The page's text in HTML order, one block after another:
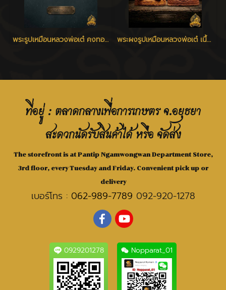
พระรูปเหมือนหลวงพ่อเต๋ คงทอง รุ่นแรก พิมพ์ใหญ่ เนื้อว่าน 108 วัดสามง่าม นครปฐม ปี 2507 พระผงรูปเหมือนหลวงพ่อเต๋ เนื้อว่าน ปี 2506 - 2510
ที่อยู่ : ตลาดกลางเพื่อการเกษตร จ.อยุธยา
สะดวกนัดรับสินค้าได้ หรือ จัดส่ง
The storefront is at Pantip Ngamwongwan Department Store,
3rd floor, every Tuesday and Friday. Convenient pick up or
delivery
เบอร์โทร : 062-989-7789 092-920-1278
0929201278 Nopparat_01